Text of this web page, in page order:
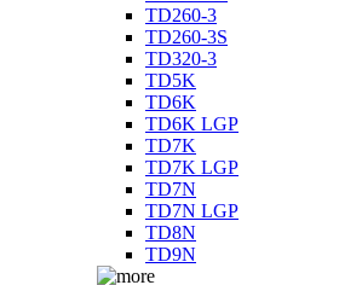
TD260-3
TD260-3S
TD320-3
TD5K
TD6K
TD6K LGP
TD7K
TD7K LGP
TD7N
TD7N LGP
TD8N
TD9N